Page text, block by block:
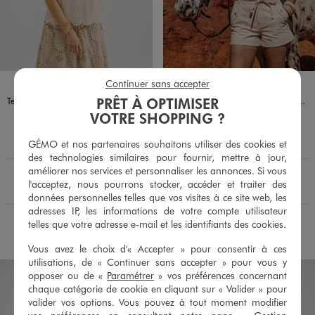
Disponible en 2 coloris
Tee-shirt manches courtes coupe oversize avec finitions dentelées femme
19,99 €
-50% sur le 2ème produit d'été
4.5/5 de moyenne
(26 avis)
Le produit est disponible :
En livraison
Retrait 4h en magasin :Pour connaître la disponibilité de ce produit :
Choisir un magasin
AJOUTERAU PANIER
Disponible en 2 coloris
Tee-shirt manches courtes en jersey de coton imprimé à col festonné femme
12,99 €
-50% sur le 2ème produit d'été
5/5 de moyenne
(15 avis)
Le produit est
En livraison
Retrait 4h en magasin :
Choisir un magasin
AJOUTERAU PANIER
PRÊT À OPTIMISER
VOTRE SHOPPING ?
GÉMO et nos partenaires souhaitons utiliser des cookies et
des technologies similaires pour fournir, mettre à jour,
améliorer nos services et personnaliser les annonces. Si vous
l'acceptez, nous pourrons stocker, accéder et traiter des
données personnelles telles que vos visites à ce site web, les
adresses IP, les informations de votre compte utilisateur
telles que votre adresse e-mail et les identifiants des cookies.
Vous avez le choix d'« Accepter » pour consentir à ces
utilisations, de « Continuer sans accepter » pour vous y
opposer ou de « Paramétrer » vos préférences concernant
chaque catégorie de cookie en cliquant sur « Valider » pour
valider vos options. Vous pouvez à tout moment modifier
Continuer sans accepter